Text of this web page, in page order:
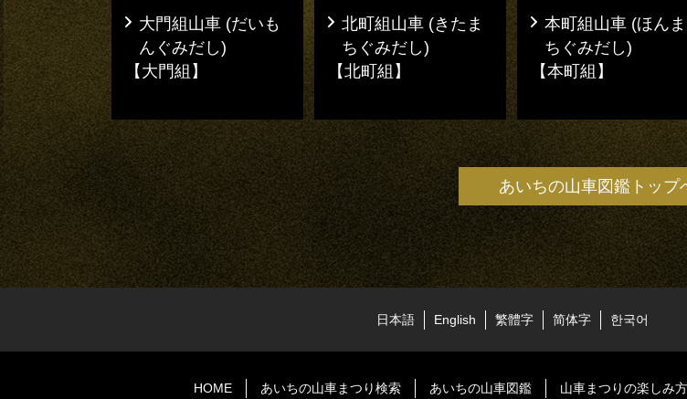
大門組山車 (だいも
んぐみだし)
【大門組】
北町組山車 (きたま
ちぐみだし)
【北町組】
本町組山車 (ほんま
ちぐみだし)
【本町組】
あいちの山車図鑑トップ
日本語 English 繁體字 简体字 한국어
HOME あいちの山車まつり検索 あいちの山車図鑑 山車まつりの楽しみ方